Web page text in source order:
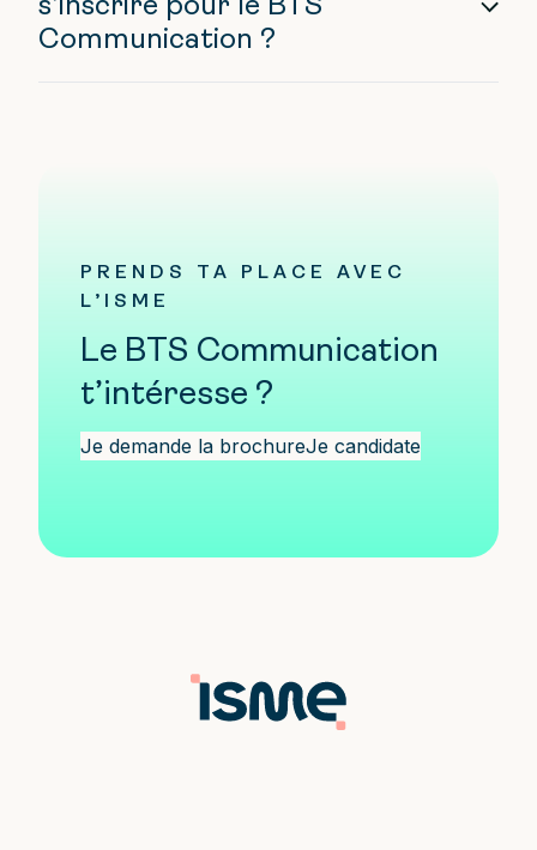
s’inscrire pour le BTS
Communication ?
PRENDS TA PLACE AVEC
L’ISME
Le BTS Communication
t’intéresse ?
Je demande la brochureJe candidate